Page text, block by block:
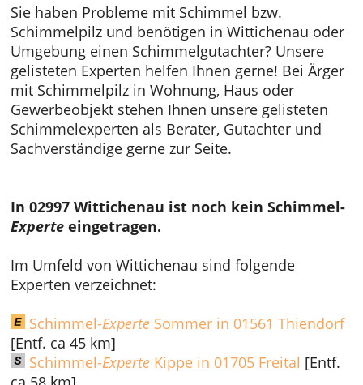
Sie haben Probleme mit Schimmel bzw.
Schimmelpilz und benötigen in Wittichenau oder
Umgebung einen Schimmelgutachter? Unsere
gelisteten Experten helfen Ihnen gerne! Bei Ärger
mit Schimmelpilz in Wohnung, Haus oder
Gewerbeobjekt stehen Ihnen unsere gelisteten
Schimmelexperten als Berater, Gutachter und
Sachverständige gerne zur Seite.
In 02997 Wittichenau ist noch kein Schimmel-
Experte eingetragen.
Im Umfeld von Wittichenau sind folgende
Experten verzeichnet:
Schimmel-Experte Sommer in 01561 Thiendorf
[Entf. ca 45 km]
Schimmel-Experte Kippe in 01705 Freital [Entf.